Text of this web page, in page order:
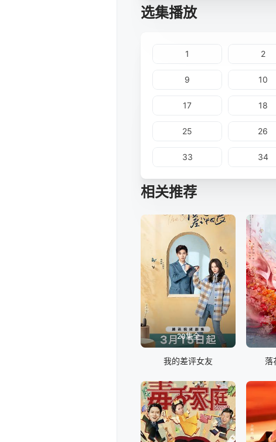
选集播放
1 2
9 10
17 18
25 26
33 34
相关推荐
20集全
我的差评女友 落